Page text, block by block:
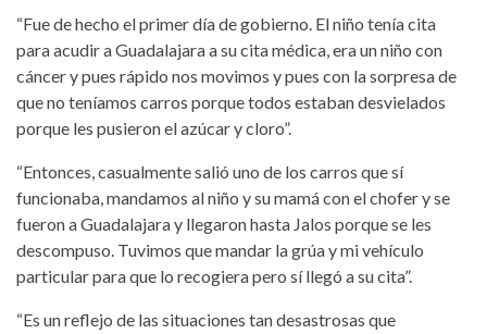
“Fue de hecho el primer día de gobierno. El niño tenía cita
para acudir a Guadalajara a su cita médica, era un niño con
cáncer y pues rápido nos movimos y pues con la sorpresa de
que no teníamos carros porque todos estaban desvielados
porque les pusieron el azúcar y cloro”.
“Entonces, casualmente salió uno de los carros que sí
funcionaba, mandamos al niño y su mamá con el chofer y se
fueron a Guadalajara y llegaron hasta Jalos porque se les
descompuso. Tuvimos que mandar la grúa y mi vehículo
particular para que lo recogiera pero sí llegó a su cita”.
“Es un reflejo de las situaciones tan desastrosas que